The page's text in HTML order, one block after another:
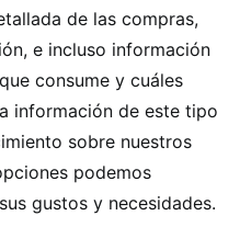
de las compras,
e incluso información
consume y cuáles
información de este tipo
sobre nuestros
podemos
gustos y necesidades.